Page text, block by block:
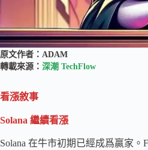
原文作者：ADAM
轉載來源： 深潮 TechFlow
看漲敘事
Solana 繼續看漲
Solana 在牛市初期已經成爲贏家